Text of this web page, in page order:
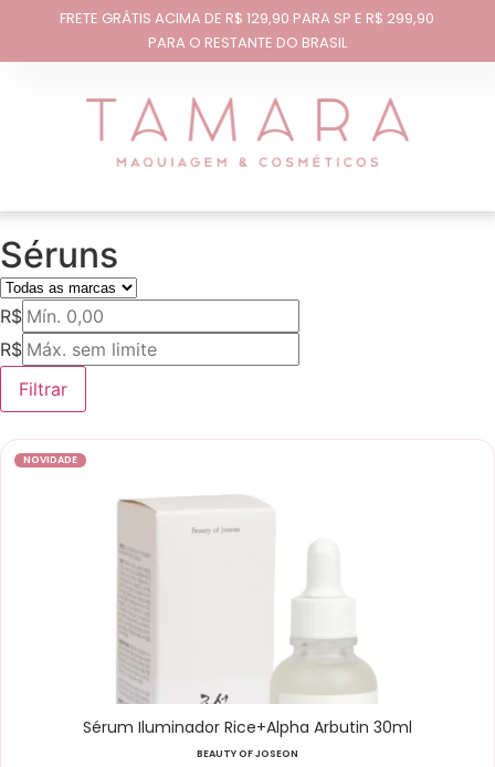
FRETE GRÁTIS ACIMA DE R$ 129,90 PARA SP E R$ 299,90
PARA O RESTANTE DO BRASIL
Séruns
R$
R$
Filtrar
NOVIDADE
Sérum Iluminador Rice+Alpha Arbutin 30ml
BEAUTY OF JOSEON